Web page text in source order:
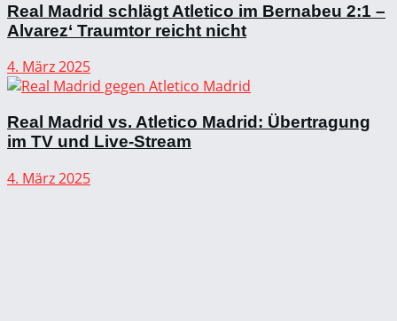
Real Madrid schlägt Atletico im Bernabeu 2:1 –
Alvarez‘ Traumtor reicht nicht
4. März 2025
Real Madrid vs. Atletico Madrid: Übertragung
im TV und Live-Stream
4. März 2025